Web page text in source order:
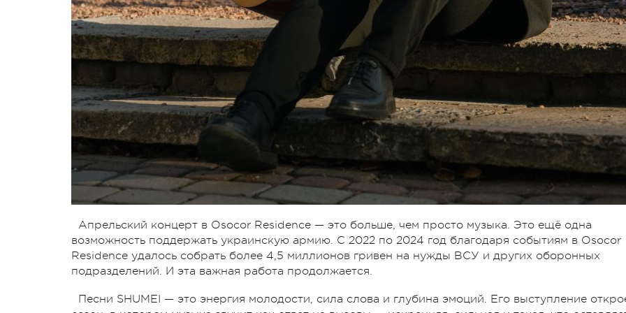
Апрельский концерт в Osocor Residence — это больше, чем просто музыка. Это ещё одна
возможность поддержать украинскую армию. С 2022 по 2024 год благодаря событиям в Osocor
Residence удалось собрать более 4,5 миллионов гривен на нужды ВСУ и других оборонных
подразделений. И эта важная работа продолжается.
Песни SHUMEI — это энергия молодости, сила слова и глубина эмоций. Его выступление